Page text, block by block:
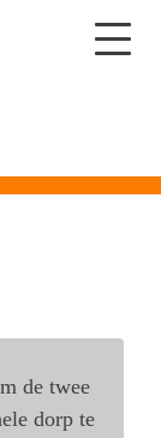
de twee
dorp te